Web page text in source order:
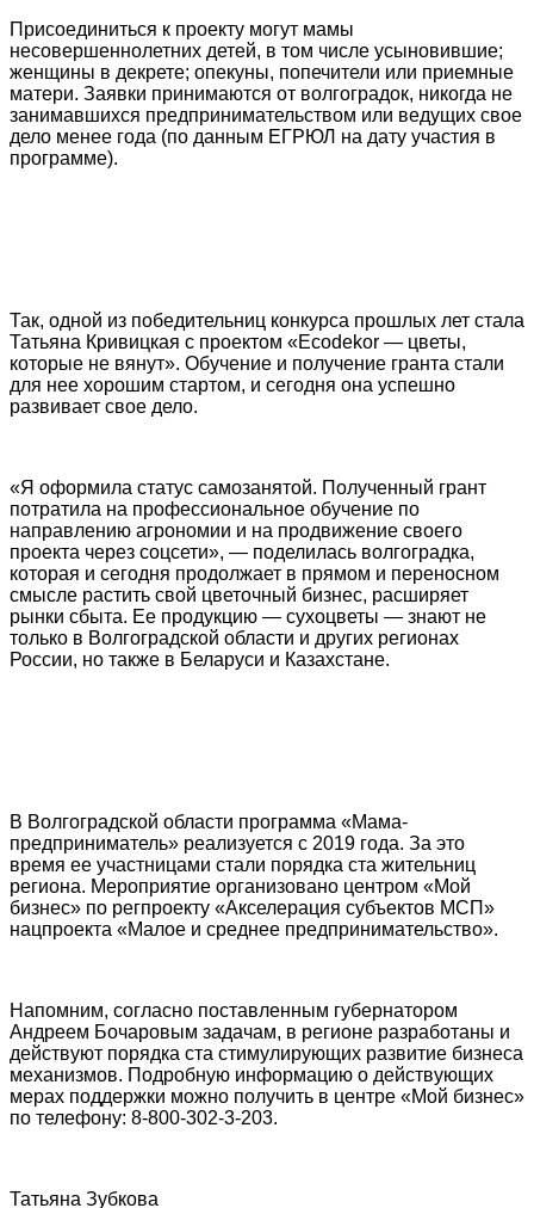
Присоединиться к проекту могут мамы
несовершеннолетних детей, в том числе усыновившие;
женщины в декрете; опекуны, попечители или приемные
матери. Заявки принимаются от волгоградок, никогда не
занимавшихся предпринимательством или ведущих свое
дело менее года (по данным ЕГРЮЛ на дату участия в
программе).
Так, одной из победительниц конкурса прошлых лет стала
Татьяна Кривицкая с проектом «Ecodekor — цветы,
которые не вянут». Обучение и получение гранта стали
для нее хорошим стартом, и сегодня она успешно
развивает свое дело.
«Я оформила статус самозанятой. Полученный грант
потратила на профессиональное обучение по
направлению агрономии и на продвижение своего
проекта через соцсети», — поделилась волгоградка,
которая и сегодня продолжает в прямом и переносном
смысле растить свой цветочный бизнес, расширяет
рынки сбыта. Ее продукцию — сухоцветы — знают не
только в Волгоградской области и других регионах
России, но также в Беларуси и Казахстане.
В Волгоградской области программа «Мама-
предприниматель» реализуется с 2019 года. За это
время ее участницами стали порядка ста жительниц
региона. Мероприятие организовано центром «Мой
бизнес» по регпроекту «Акселерация субъектов МСП»
нацпроекта «Малое и среднее предпринимательство».
Напомним, согласно поставленным губернатором
Андреем Бочаровым задачам, в регионе разработаны и
действуют порядка ста стимулирующих развитие бизнеса
механизмов. Подробную информацию о действующих
мерах поддержки можно получить в центре «Мой бизнес»
по телефону: 8-800-302-3-203.
Татьяна Зубкова